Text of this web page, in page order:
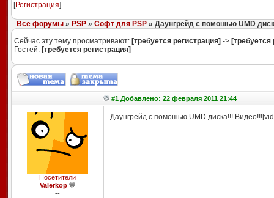
[Регистрация]
Все форумы» PSP» Софт для PSP» Даунгрейд с помошью UMD
Сейчас эту тему просматривают: [требуется регистрация] -> [требуется
Гостей: [требуется регистрация]
#1 Добавлено: 22 февраля 2011 21:44
Посетители
Valerkop
--
Даунгрейд с помошью UMD диска!!!